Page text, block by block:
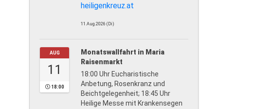
heiligenkreuz.at
11.Aug.2026 (Di)
AUG
11
18:00
Monatswallfahrt in Maria
Raisenmarkt
18:00 Uhr Eucharistische
Anbetung, Rosenkranz und
Beichtgelegenheit; 18:45 Uhr
Heilige Messe mit Krankensegen